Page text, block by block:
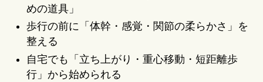
めの道具」
歩行の前に「体幹・感覚・関節の柔らかさ」を
整える
自宅でも「立ち上がり・重心移動・短距離歩
行」から始められる